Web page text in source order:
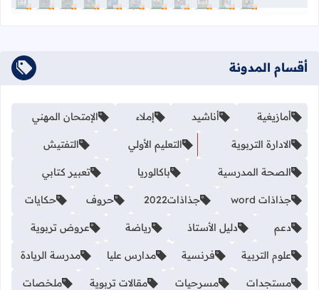
أقسام المدونة
أمازيغية أناشيد إملاء الإمتحان المهني
الادارة التربوية التعليم الأولي التفتيش
الصحة المدرسية باكالوريا تعبير كتابي
جذاذات word جذاذات2022 حروف حكايات
دعم دليل الأستاذ رياضة عروض تربوية
علوم التربية فرنسية مدارس عليا مدرسة الريادة
مستجدات مسرحيات مقالات تربوية ملخصات